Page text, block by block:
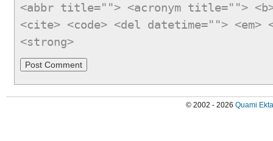
<abbr title=""> <acronym title="">
<cite> <code> <del datetime="">
<strong>
© 2002 - 2026 Quami